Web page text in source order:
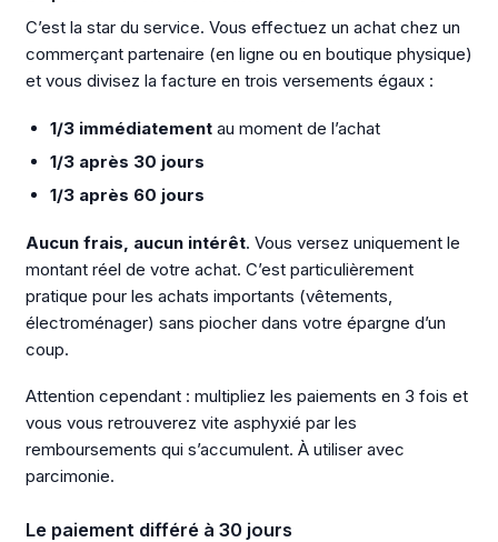
C’est la star du service. Vous effectuez un achat chez un
commerçant partenaire (en ligne ou en boutique physique)
et vous divisez la facture en trois versements égaux :
1/3 immédiatement au moment de l’achat
1/3 après 30 jours
1/3 après 60 jours
Aucun frais, aucun intérêt. Vous versez uniquement le
montant réel de votre achat. C’est particulièrement
pratique pour les achats importants (vêtements,
électroménager) sans piocher dans votre épargne d’un
coup.
Attention cependant : multipliez les paiements en 3 fois et
vous vous retrouverez vite asphyxié par les
remboursements qui s’accumulent. À utiliser avec
parcimonie.
Le paiement différé à 30 jours